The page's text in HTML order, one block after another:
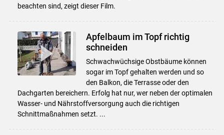
beachten sind, zeigt dieser Film.
Apfelbaum im Topf richtig
schneiden
Schwachwüchsige Obstbäume können
sogar im Topf gehalten werden und so
den Balkon, die Terrasse oder den
Dachgarten bereichern. Erfolg hat nur, wer neben der optimalen
Wasser- und Nährstoffversorgung auch die richtigen
Schnittmaßnahmen setzt. ...